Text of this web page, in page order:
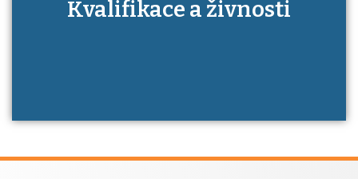
má získání autorizace?
Kvalifikace a živnosti